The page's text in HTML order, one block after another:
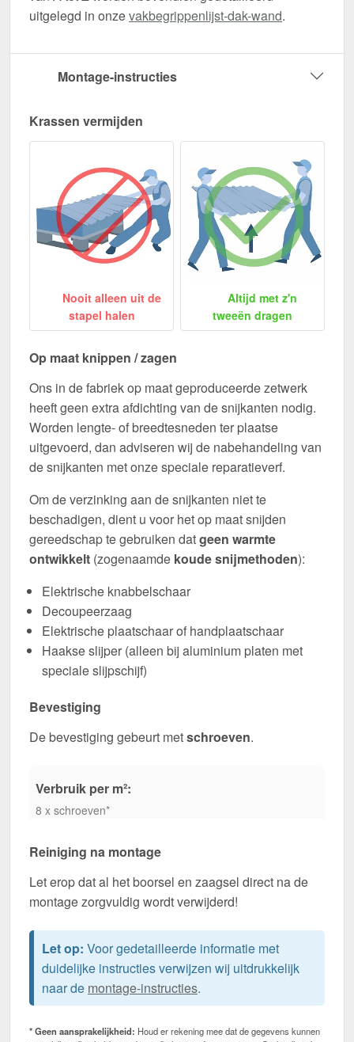
uitgelegd in onzevakbegrippenlijst-dak-wand.
Montage-instructies
Krassen vermijden
Nooit alleen uit de
stapel halen
Altijd met z'n
tweeën dragen
Op maat knippen / zagen
Ons in de fabriek op maat geproduceerde zetwerk
heeft geen extra afdichting van de snijkanten nodig.
Worden lengte- of breedtesneden ter plaatse
uitgevoerd, dan adviseren wij de nabehandeling van
de snijkanten met onze speciale reparatieverf.
Om de verzinking aan de snijkanten niet te
beschadigen, dient u voor het op maat snijden
gereedschap te gebruiken datgeen warmte
ontwikkelt (zogenaamde koude snijmethoden):
Elektrische knabbelschaar
Decoupeerzaag
Elektrische plaatschaar of handplaatschaar
Haakse slijper (alleen bij aluminium platen met
speciale slijpschijf)
Bevestiging
De bevestiging gebeurt metschroeven.
Verbruik per m²:
8 x schroeven*
Reiniging na montage
Let erop dat al het boorsel en zaagsel direct na de
montage zorgvuldig wordt verwijderd!
Let op: Voor gedetailleerde informatie met
duidelijke instructies verwijzen wij uitdrukkelijk
naar de montage-instructies.
* Geen aansprakelijkheid: Houd er rekening mee dat de gegevens kunnen